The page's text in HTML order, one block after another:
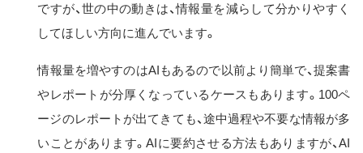
ですが、世の中の動きは、情報量を減らして分かりやすく
してほしい方向に進んでいます。
情報量を増やすのはAIもあるので以前より簡単で、提案書
やレポートが分厚くなっているケースもあります。100ペ
ージのレポートが出てきても、途中過程や不要な情報が多
いことがあります。AIに要約させる方法もありますが、AI